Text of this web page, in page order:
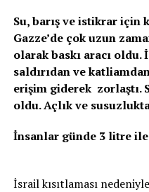
Su, barış ve istikrar için
Gazze’de çok uzun
olarak baskı aracı oldu.
saldırıdan ve
erişim giderek zorlaştı.
oldu. Açlık ve
İnsanlar günde 3 litre ile
İsrail kısıtlaması